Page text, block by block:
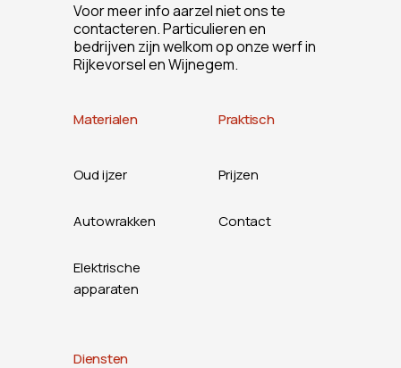
Voor meer info aarzel niet ons te
contacteren. Particulieren en
bedrijven zijn welkom op onze werf in
Rijkevorsel en Wijnegem.
Materialen
Oud ijzer
Autowrakken
Elektrische
apparaten
Praktisch
Prijzen
Contact
Diensten